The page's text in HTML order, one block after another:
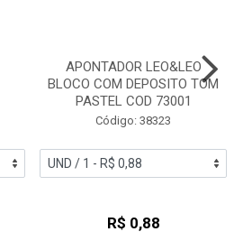
APONTADOR LEO&LEO
BLOCO COM DEPOSITO TOM
PASTEL COD 73001
Código: 38323
R$ 0,88